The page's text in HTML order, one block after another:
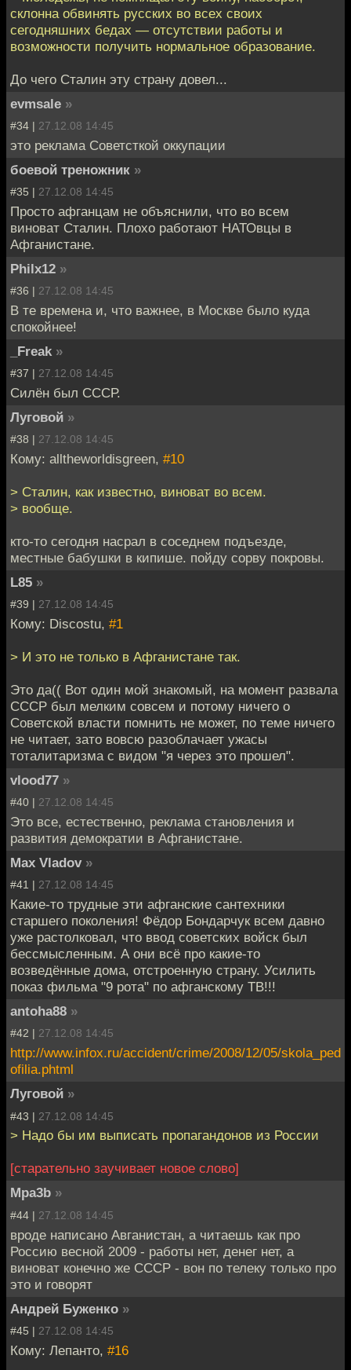
склонна обвинять русских во всех своих
сегодняшних бедах — отсутствии работы и
возможности получить нормальное образование.
До чего Сталин эту страну довел...
evmsale »
#34 | 27.12.08 14:45
это реклама Советсткой оккупации
боевой треножник »
#35 | 27.12.08 14:45
Просто афганцам не объяснили, что во всем
виноват Сталин. Плохо работают НАТОвцы в
Афганистане.
Philx12 »
#36 | 27.12.08 14:45
В те времена и, что важнее, в Москве было куда
спокойнее!
_Freak »
#37 | 27.12.08 14:45
Силён был СССР.
Луговой »
#38 | 27.12.08 14:45
Кому: alltheworldisgreen, #10
> Сталин, как известно, виноват во всем.
> вообще.
кто-то сегодня насрал в соседнем подъезде,
местные бабушки в кипише. пойду сорву покровы.
L85 »
#39 | 27.12.08 14:45
Кому: Discostu, #1
> И это не только в Афганистане так.
Это да(( Вот один мой знакомый, на момент развала
СССР был мелким совсем и потому ничего о
Советской власти помнить не может, по теме ничего
не читает, зато вовсю разоблачает ужасы
тоталитаризма с видом "я через это прошел".
vlood77 »
#40 | 27.12.08 14:45
Это все, естественно, реклама становления и
развития демократии в Афганистане.
Max Vladov »
#41 | 27.12.08 14:45
Какие-то трудные эти афганские сантехники
старшего поколения! Фёдор Бондарчук всем давно
уже растолковал, что ввод советских войск был
бессмысленным. А они всё про какие-то
возведённые дома, отстроенную страну. Усилить
показ фильма "9 рота" по афганскому ТВ!!!
antoha88 »
#42 | 27.12.08 14:45
http://www.infox.ru/accident/crime/2008/12/05/skola_ped
ofilia.phtml
Луговой »
#43 | 27.12.08 14:45
> Надо бы им выписать пропагандонов из России
[старательно заучивает новое слово]
Mpa3b »
#44 | 27.12.08 14:45
вроде написано Авганистан, а читаешь как про
Россию весной 2009 - работы нет, денег нет, а
виноват конечно же СССР - вон по телеку только про
это и говорят
Андрей Буженко »
#45 | 27.12.08 14:45
Кому: Лепанто, #16